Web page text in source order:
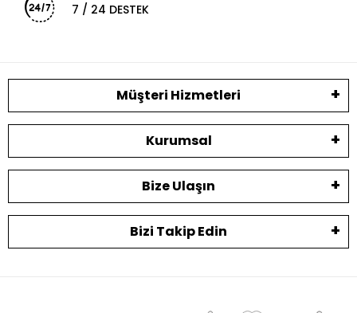
7 / 24 DESTEK
Müşteri Hizmetleri
Kurumsal
Bize Ulaşın
Bizi Takip Edin